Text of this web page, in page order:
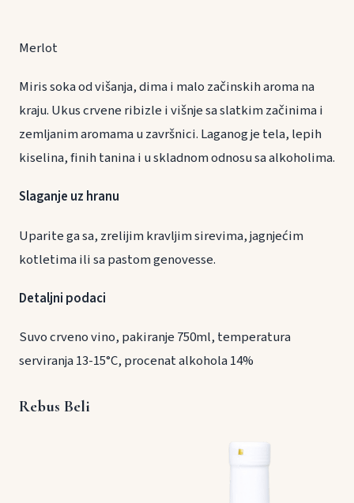
Merlot
Miris soka od višanja, dima i malo začinskih aroma na
kraju. Ukus crvene ribizle i višnje sa slatkim začinima i
zemljanim aromama u završnici. Laganog je tela, lepih
kiselina, finih tanina i u skladnom odnosu sa alkoholima.
Slaganje uz hranu
Uparite ga sa, zrelijim kravljim sirevima, jagnjećim
kotletima ili sa pastom genovesse.
Detaljni podaci
Suvo crveno vino, pakiranje 750ml, temperatura
serviranja 13-15°C, procenat alkohola 14%
Rebus Beli